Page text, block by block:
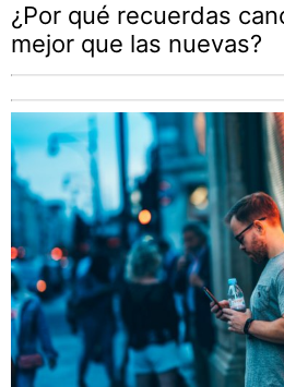
¿Por qué recuerdas
mejor que las nuevas?